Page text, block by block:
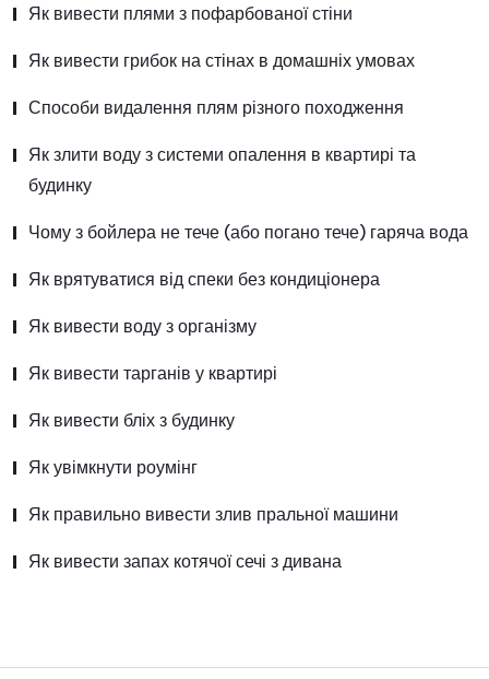
Як вивести плями з пофарбованої стіни
Як вивести грибок на стінах в домашніх умовах
Способи видалення плям різного походження
Як злити воду з системи опалення в квартирі та
будинку
Чому з бойлера не тече (або погано тече) гаряча вода
Як врятуватися від спеки без кондиціонера
Як вивести воду з організму
Як вивести тарганів у квартирі
Як вивести бліх з будинку
Як увімкнути роумінг
Як правильно вивести злив пральної машини
Як вивести запах котячої сечі з дивана